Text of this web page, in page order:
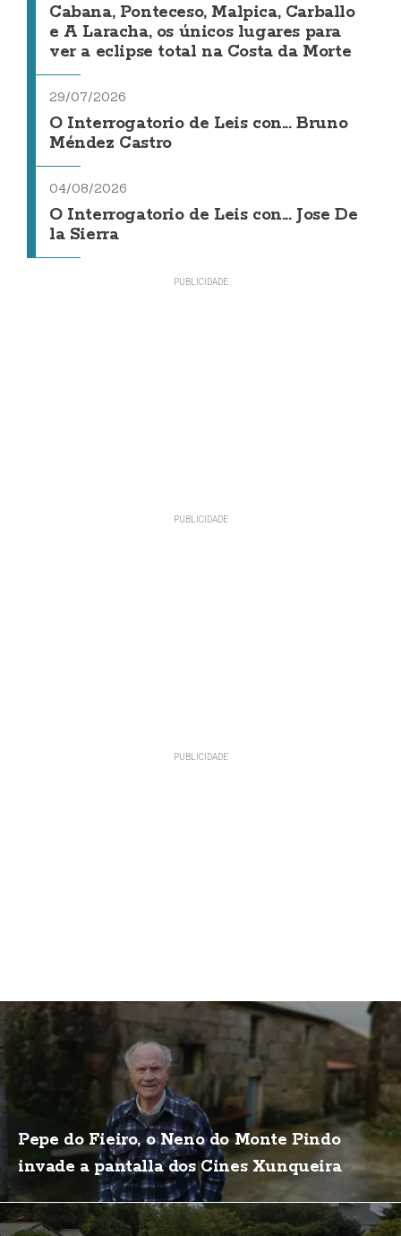
Cabana, Ponteceso, Malpica, Carballo
e A Laracha, os únicos lugares para
ver a eclipse total na Costa da Morte
29/07/2026
O Interrogatorio de Leis con... Bruno
Méndez Castro
04/08/2026
O Interrogatorio de Leis con... Jose De
la Sierra
Pepe do Fieiro, o Neno do Monte Pindo
invade a pantalla dos Cines Xunqueira